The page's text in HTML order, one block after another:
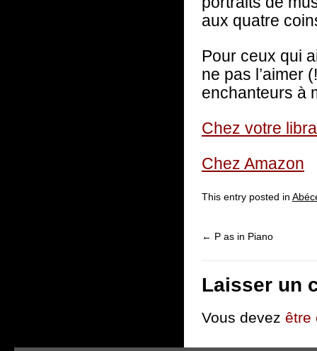
aux quatre
Pour ceux qui
ne pas l’aimer
enchanteurs à
Chez votre
Chez Amazon
This entry posted in
← P as in Piano
Laisser un
Vous devez être